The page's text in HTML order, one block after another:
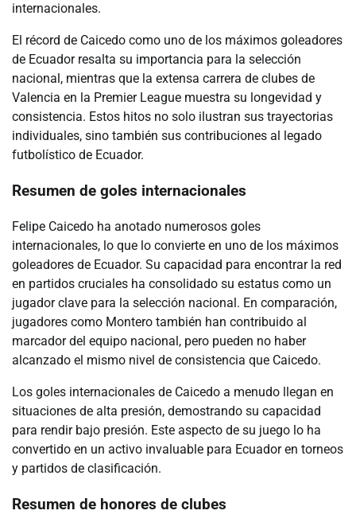
internacionales.
El récord de Caicedo como uno de los máximos goleadores
de Ecuador resalta su importancia para la selección
nacional, mientras que la extensa carrera de clubes de
Valencia en la Premier League muestra su longevidad y
consistencia. Estos hitos no solo ilustran sus trayectorias
individuales, sino también sus contribuciones al legado
futbolístico de Ecuador.
Resumen de goles internacionales
Felipe Caicedo ha anotado numerosos goles
internacionales, lo que lo convierte en uno de los máximos
goleadores de Ecuador. Su capacidad para encontrar la red
en partidos cruciales ha consolidado su estatus como un
jugador clave para la selección nacional. En comparación,
jugadores como Montero también han contribuido al
marcador del equipo nacional, pero pueden no haber
alcanzado el mismo nivel de consistencia que Caicedo.
Los goles internacionales de Caicedo a menudo llegan en
situaciones de alta presión, demostrando su capacidad
para rendir bajo presión. Este aspecto de su juego lo ha
convertido en un activo invaluable para Ecuador en torneos
y partidos de clasificación.
Resumen de honores de clubes